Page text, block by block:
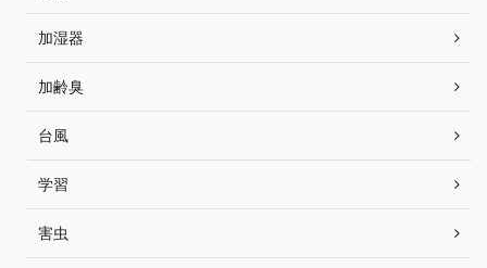
加湿器
加齢臭
台風
学習
害虫